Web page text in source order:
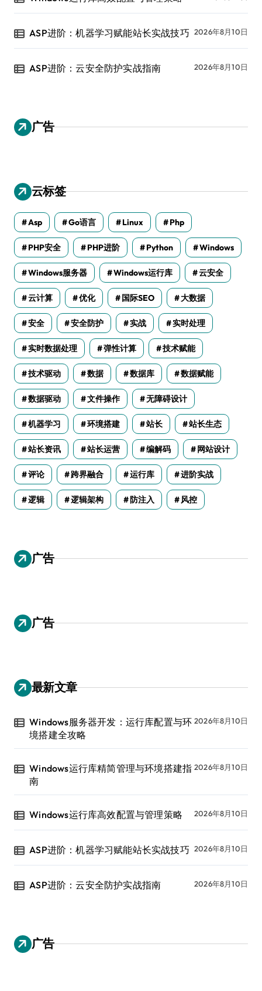
ASP进阶：机器学习赋能站长实战技巧 2026年8月10日
ASP进阶：云安全防护实战指南 2026年8月10日
广告
云标签
Asp Go语言 Linux Php
PHP安全 PHP进阶 Python Windows
Windows服务器 Windows运行库 云安全
云计算 优化 国际SEO 大数据
安全 安全防护 实战 实时处理
实时数据处理 弹性计算 技术赋能
技术驱动 数据 数据库 数据赋能
数据驱动 文件操作 无障碍设计
机器学习 环境搭建 站长 站长生态
站长资讯 站长运营 编解码 网站设计
评论 跨界融合 运行库 进阶实战
逻辑 逻辑架构 防注入 风控
广告
广告
最新文章
Windows服务器开发：运行库配置与环
境搭建全攻略
2026年8月10日
Windows运行库精简管理与环境搭建指
南
2026年8月10日
Windows运行库高效配置与管理策略 2026年8月10日
ASP进阶：机器学习赋能站长实战技巧 2026年8月10日
ASP进阶：云安全防护实战指南 2026年8月10日
广告